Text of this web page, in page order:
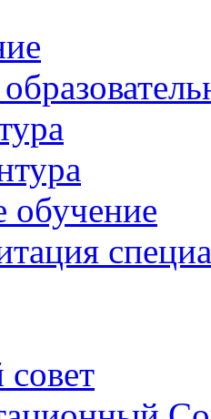
обучение